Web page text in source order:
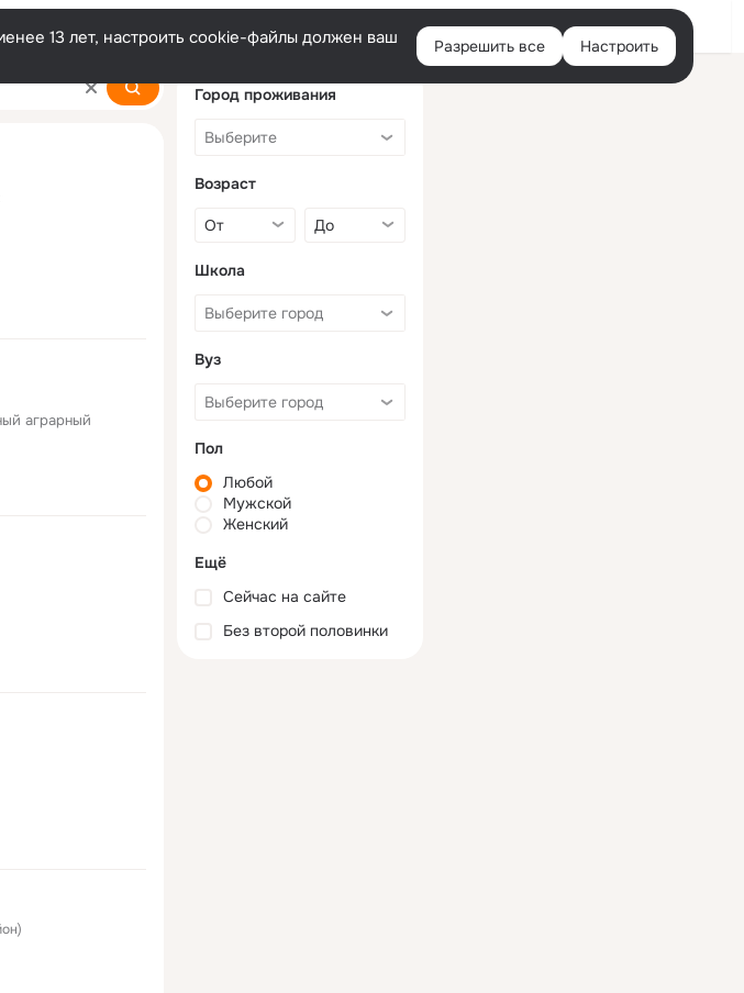
Войти
13 лет, настроить cookie-файлы должен ваш
Разрешить все Настроить
аграрный
Город проживания
Возраст
Школа
Вуз
Пол
Любой
Мужской
Женский
Ещё
Сейчас на сайте
Без второй половинки